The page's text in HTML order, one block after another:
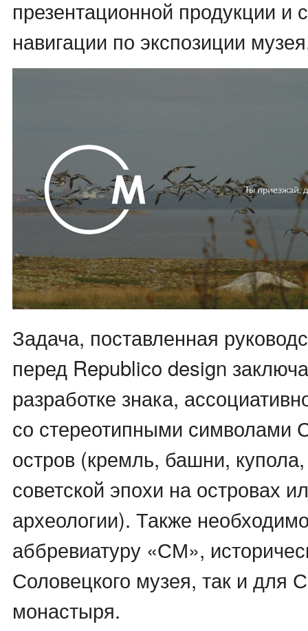
презентационной продукции и
навигации по экспозиции
Задача, поставленная
перед Republico design
разработке знака,
со стереотипными символами
остров (кремль, башни,
советской эпохи на островах
археологии). Также
аббревиатуру «СМ»,
Соловецкого музея, так и для
монастыря.